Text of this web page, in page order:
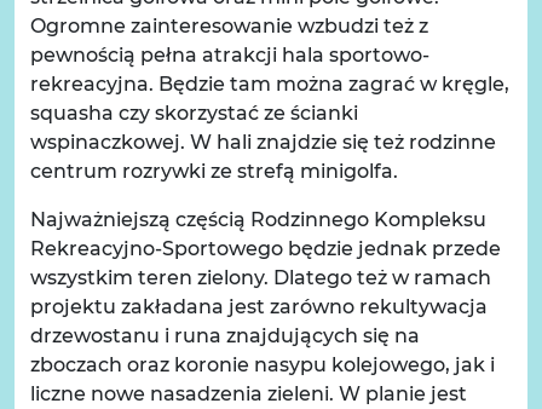
Ogromne zainteresowanie wzbudzi też z
pewnością pełna atrakcji hala sportowo-
rekreacyjna. Będzie tam można zagrać w kręgle,
squasha czy skorzystać ze ścianki
wspinaczkowej. W hali znajdzie się też rodzinne
centrum rozrywki ze strefą minigolfa.
Najważniejszą częścią Rodzinnego Kompleksu
Rekreacyjno-Sportowego będzie jednak przede
wszystkim teren zielony. Dlatego też w ramach
projektu zakładana jest zarówno rekultywacja
drzewostanu i runa znajdujących się na
zboczach oraz koronie nasypu kolejowego, jak i
liczne nowe nasadzenia zieleni. W planie jest